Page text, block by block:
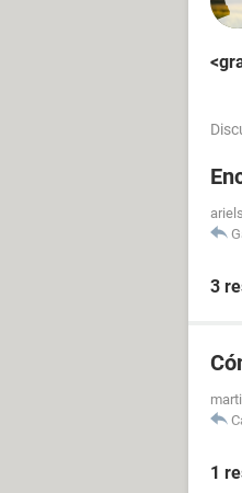
3
1